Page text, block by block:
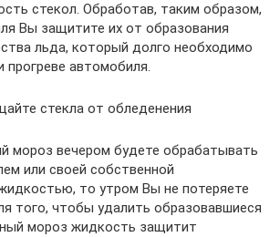
стекол. Обработав, таким образом,
Вы защитите их от образования
льда, который долго необходимо
прогреве автомобиля.
стекла от обледенения
мороз вечером будете обрабатывать
или своей собственной
то утром Вы не потеряете
того, чтобы удалить образовавшиеся
мороз жидкость защитит